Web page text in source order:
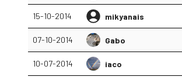
15-10-2014 mikyanais
07-10-2014 Gabo
10-07-2014 iaco